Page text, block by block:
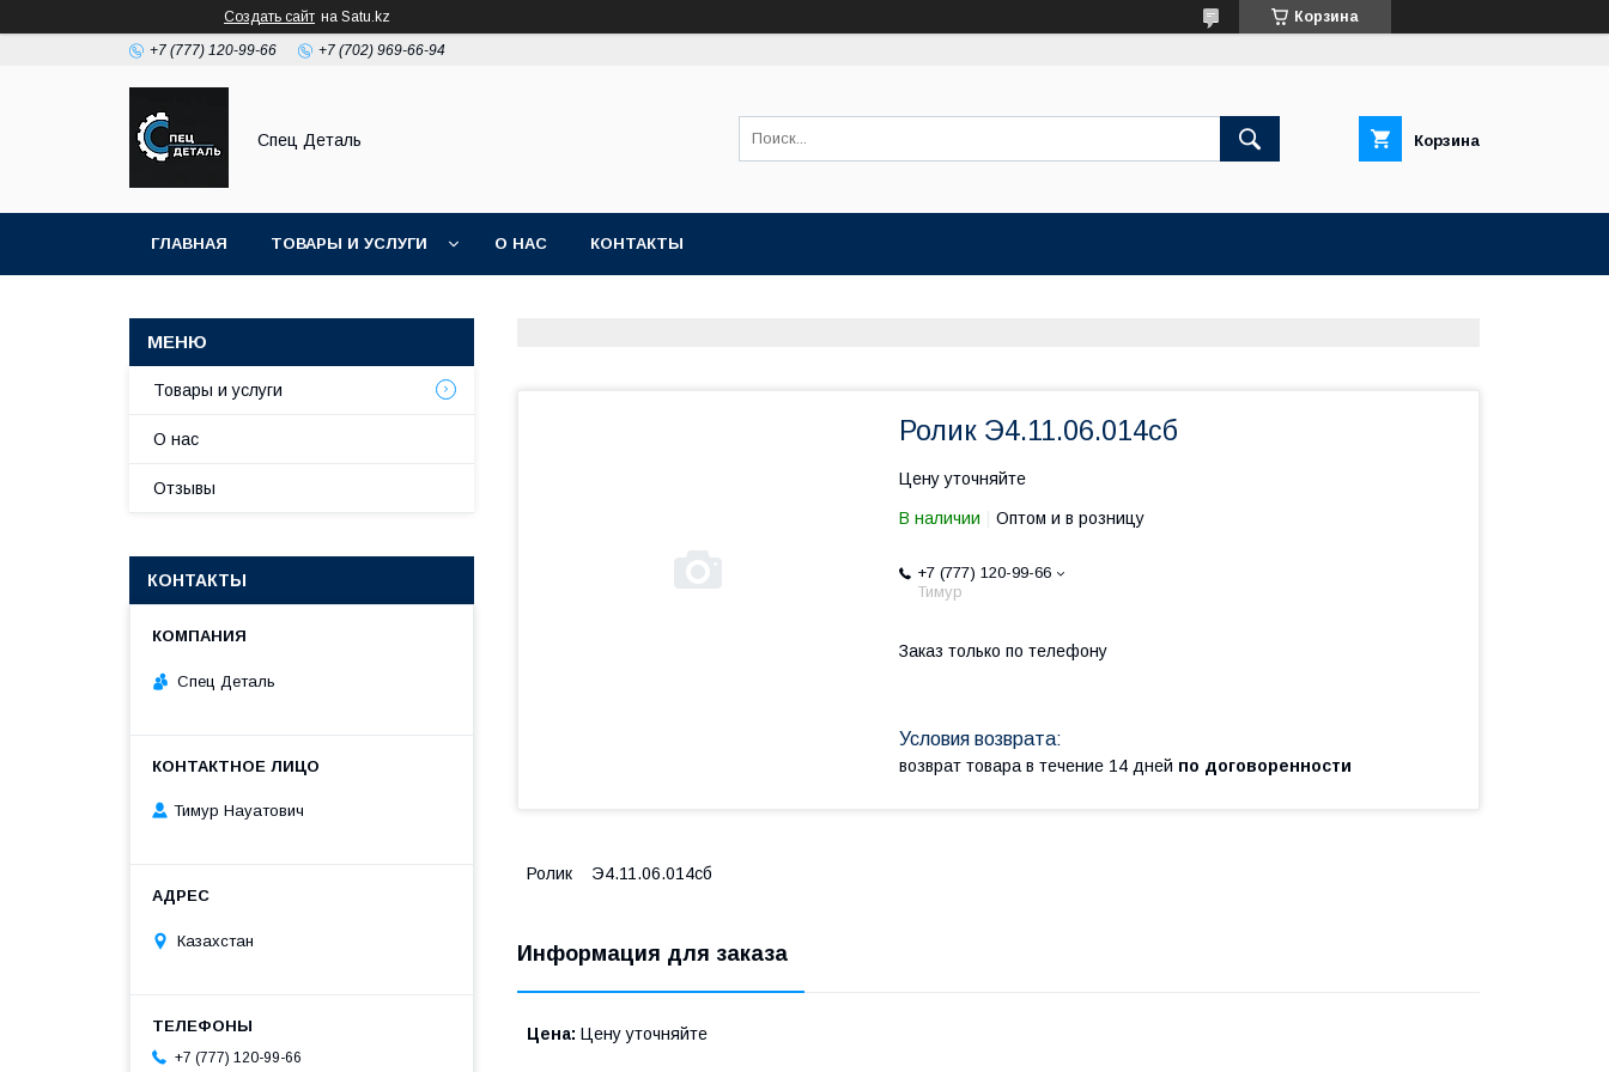
Создать сайт на Satu.kz Корзина
+7 (777) 120-99-66 +7 (702) 969-66-94
Спец Деталь Корзина
ГЛАВНАЯ ТОВАРЫ И УСЛУГИ О НАС КОНТАКТЫ
Ролик Э4.11.06.014сб
Цену уточняйте
В наличии Оптом и в розницу
+7 (777) 120-99-66
Тимур
Заказ только по телефону
возврат товара в течение 14 дней по договоренности
Ролик Э4.11.06.014сб
Информация для заказа
Цена: Цену уточняйте
Товары и услуги
О нас
Отзывы
КОНТАКТЫ
Спец Деталь
Тимур Науатович
Казахстан
+7 (777) 120-99-66